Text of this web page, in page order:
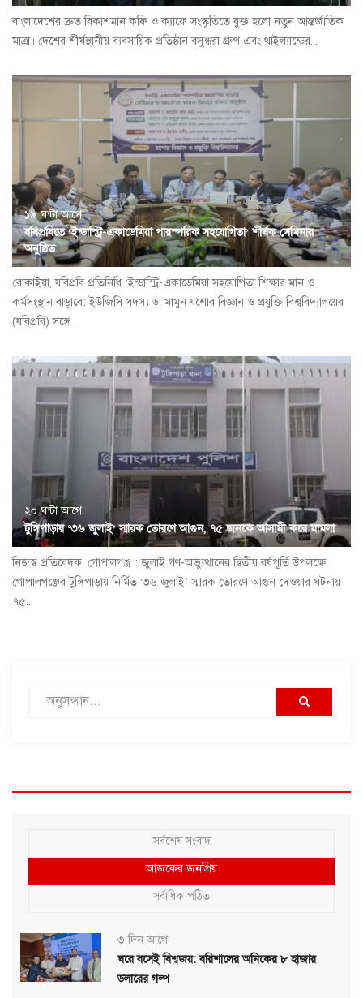
বাংলাদেশের দ্রুত বিকাশমান কফি ও ক্যাফে সংস্কৃতিতে যুক্ত হলো নতুন আন্তর্জাতিক
মাত্রা। দেশের শীর্ষস্থানীয় ব্যবসায়িক প্রতিষ্ঠান বসুন্ধরা গ্রুপ এবং থাইল্যান্ডের...
১৯ ঘন্টা আগে
যবিপ্রবিতে ‘ইন্ডাস্ট্রি-একাডেমিয়া পারস্পরিক সহযোগিতা’ শীর্ষক সেমিনার
অনুষ্ঠিত
রোকাইয়া, যবিপ্রবি প্রতিনিধি :ইন্ডাস্ট্রি-একাডেমিয়া সহযোগিতা শিক্ষার মান ও
কর্মসংস্থান বাড়াবে: ইউজিসি সদস্য ড. মামুন যশোর বিজ্ঞান ও প্রযুক্তি বিশ্ববিদ্যালয়ের
(যবিপ্রবি) সঙ্গে...
২০ ঘন্টা আগে
টুঙ্গিপাড়ায় ‘৩৬ জুলাই’ স্মারক তোরণে আগুন, ৭৫ জনকে আসামী করে মামলা
নিজস্ব প্রতিবেদক, গোপালগঞ্জ : জুলাই গণ-অভ্যুত্থানের দ্বিতীয় বর্ষপূর্তি উপলক্ষে
গোপালগঞ্জের টুঙ্গিপাড়ায় নির্মিত ‘৩৬ জুলাই’ স্মারক তোরণে আগুন দেওয়ার ঘটনায়
৭৫...
সর্বশেষ সংবাদ
আজকের জনপ্রিয়
সর্বাধিক পঠিত
৩ দিন আগে
ঘরে বসেই বিশ্বজয়: বরিশালের অনিকের ৮ হাজার
ডলারের গল্প